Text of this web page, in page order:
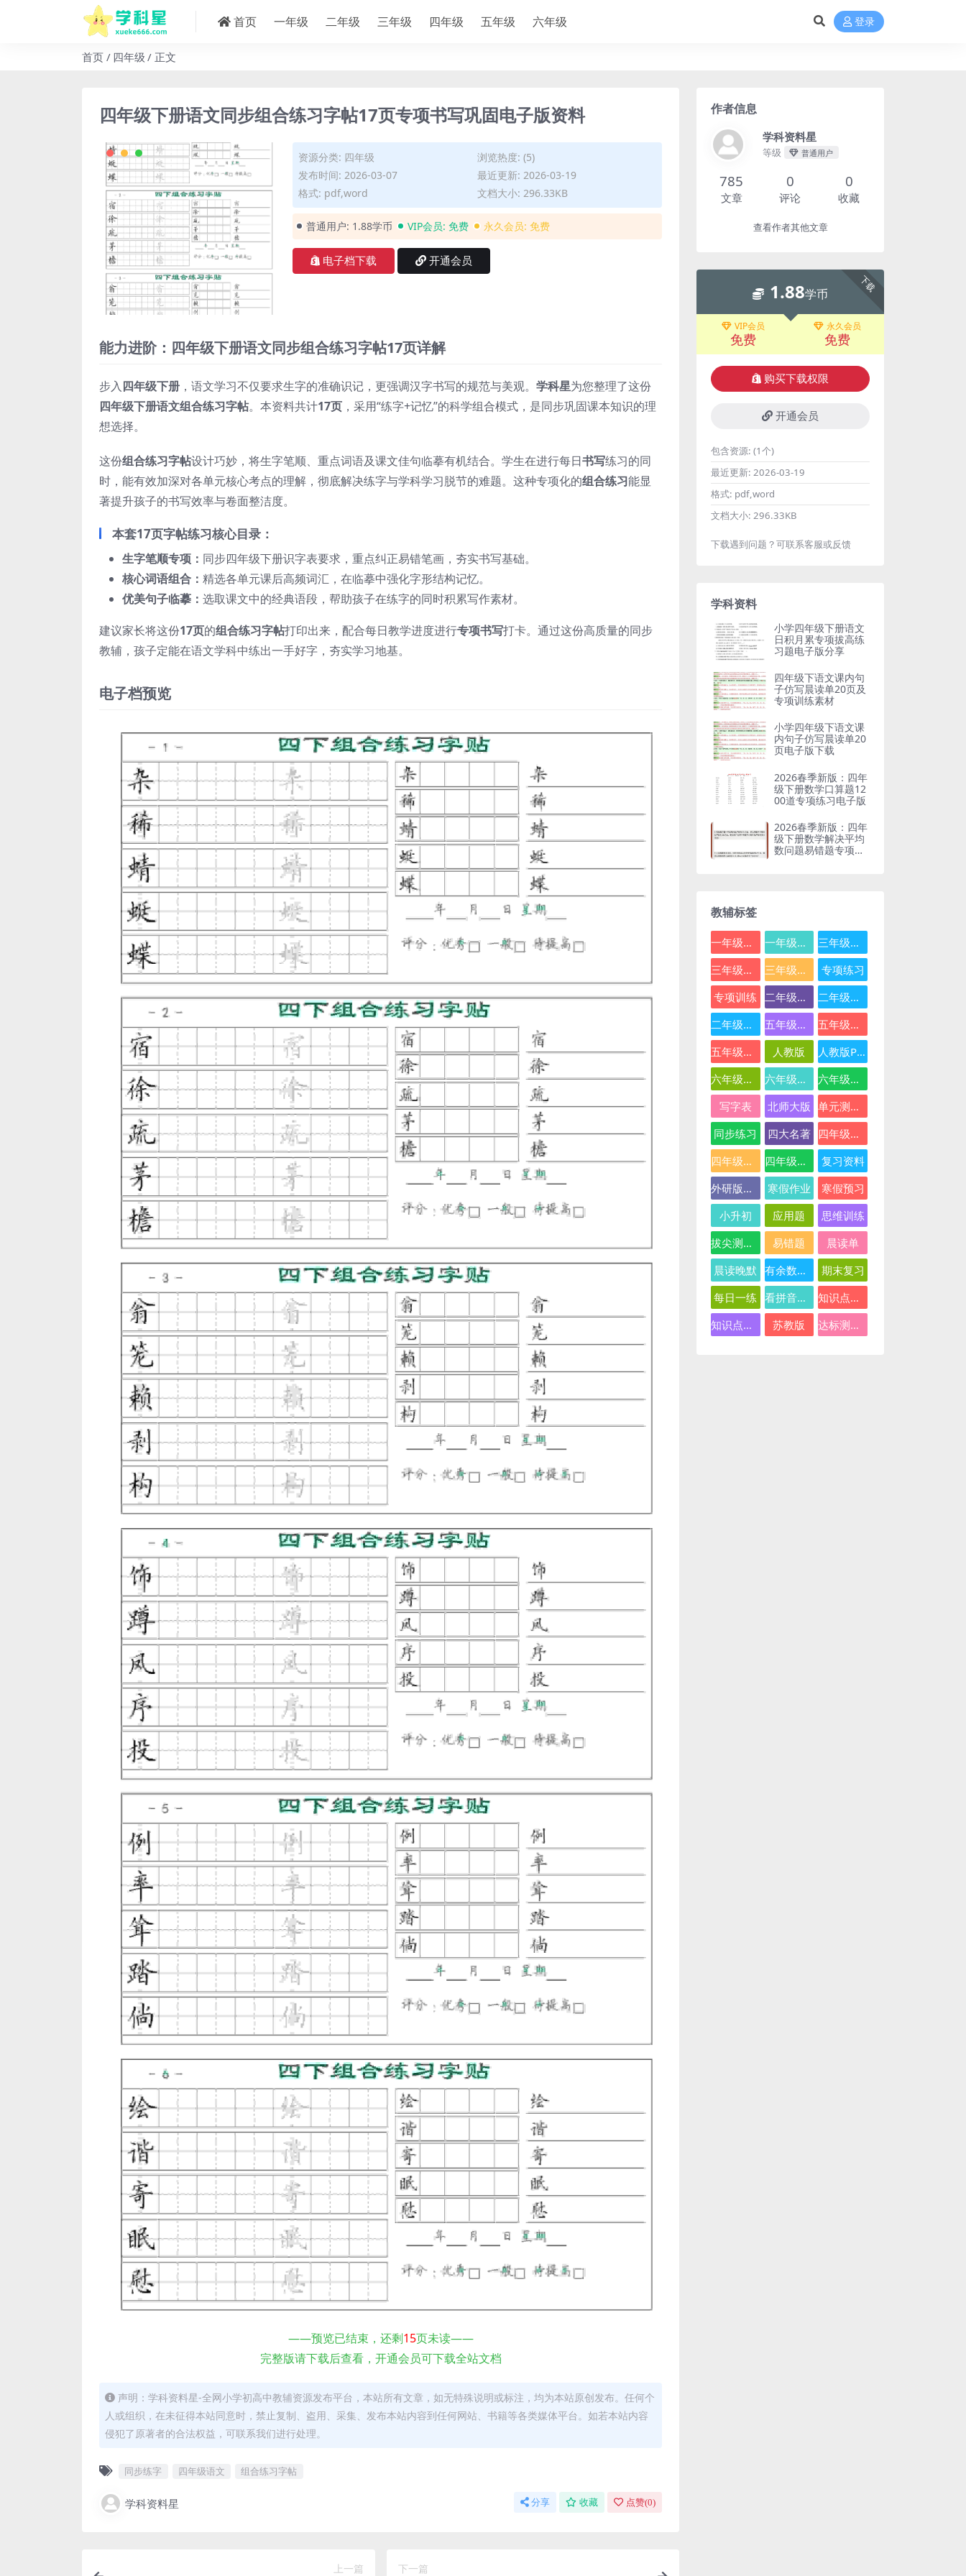
首页 一年级 二年级 三年级 四年级 五年级 六年级 登录
首页 四年级 正文
四年级下册语文同步组合练习字帖17页专项书写巩固电子版资料
资源分类: 四年级
浏览热度: (5)
发布时间: 2026-03-07
最近更新: 2026-03-19
格式: pdf,word
文档大小: 296.33KB
普通用户: 1.88学币 VIP会员: 免费 永久会员: 免费
电子档下载 开通会员
能力进阶：四年级下册语文同步组合练习字帖17页详解
步入四年级下册 ，语文学习不仅要求生字的准确识记，更强调汉字书写的规范与美观。 学科星为您整理了这份
四年级下册语文组合练习字帖。本资料共计17页 ，采用“练字+记忆”的科学组合模式，是同步巩固课本知识的理
想选择。
这份组合练习字帖设计巧妙，将生字笔顺、重点词语及课文佳句临摹有机结合。学生在进行每日书写练习的同
时，能有效加深对各单元核心考点的理解，彻底解决练字与学科学习脱节的难题。这种专项化的组合练习能显
著提升孩子的书写效率与卷面整洁度。
本套17页字帖练习核心目录：
生字笔顺专项： 同步四年级下册识字表要求，重点纠正易错笔画，夯实书写基础。
核心词语组合： 精选各单元课后高频词汇，在临摹中强化字形结构记忆。
优美句子临摹： 选取课文中的经典语段，帮助孩子在练字的同时积累写作素材。
建议家长将这份17页的组合练习字帖打印出来，配合每日教学进度进行专项书写打卡。通过这份高质量的同步
教辅，孩子定能在语文学科中练出一手好字，夯实学习地基。
电子档预览
——预览已结束，还剩15页未读——
完整版请下载后查看，开通会员可下载全站文档
声明：学科资料星-全网小学初高中教辅资源发布平台，本站所有文章，如无特殊说明或标注，均为本站原创发布。任何个
人或组织，在未征得本站同意时，禁止复制、盗用、采集、发布本站内容到任何网站、书籍等各类媒体平台。如若本站内容
侵犯了原著者的合法权益，可联系我们进行处理。
同步练字 四年级语文 组合练习字帖
学科资料星 分享 收藏 点赞(0)
上一篇 下一篇
作者信息
学科资料星
等级 普通用户
785
文章
0
评论
0
收藏
查看作者其他文章
下载
1.88学币
VIP会员
免费
永久会员
免费
购买下载权限
开通会员
包含资源: (1个)
最近更新: 2026-03-19
格式: pdf,word
文档大小: 296.33KB
下载遇到问题？可联系客服或反馈
学科资料
小学四年级下册语文
日积月累专项拔高练
习题电子版分享
四年级下语文课内句
子仿写晨读单20页及
专项训练素材
小学四年级下语文课
内句子仿写晨读单20
页电子版下载
2026春季新版：四年
级下册数学口算题12
00道专项练习电子版
2026春季新版：四年
级下册数学解决平均
数问题易错题专项突
教辅标签
一年级数学 一年级语文
三年级数学
三年级英语
三年级语文
专项练习
专项训练
二年级下册数学
二年级数学
二年级语文
五年级数学
五年级英语
五年级语文
人教版
人教版PEP
六年级数学
六年级英语
六年级语文
写字表
北师大版
单元测试卷
同步练习
四大名著
四年级下册语文
四年级数学
四年级语文
复习资料
外研版三起点
寒假作业
寒假预习
小升初
应用题
思维训练
拔尖测试卷
易错题
晨读单
晨读晚默
有余数的除法
期末复习
每日一练
看拼音写词语
知识点总结
知识点汇总
苏教版 达标测试卷